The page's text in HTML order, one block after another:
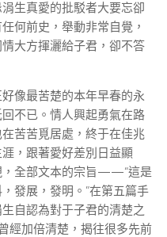
生真愛的批駁者大要忘卻
何前史，舉動非常自覺，
大方揮灑給子君，卻不答
像最苦楚的本年早春的永
不已。情人興起勇氣在路
苦苦覓居處，終于在佳兆
，跟著愛好差別日益顯
，全部文本的宗旨——“這是
發展，發明。”在第五篇手
自認為對于子君的清楚之
加倍清楚，揭往很多先前